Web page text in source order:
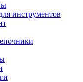
инструментов